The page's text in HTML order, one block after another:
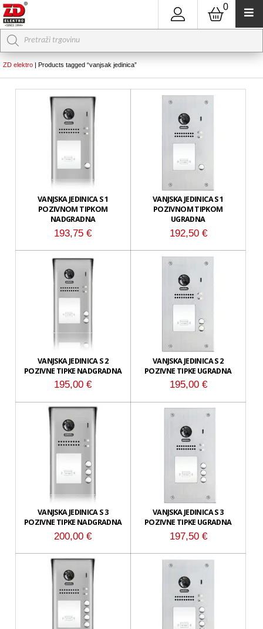
0
Products
search
ZD elektro | Products tagged “vanjsak jedinica”
VANJSKA JEDINICA S 1
POZIVNOM TIPKOM
NADGRADNA
193,75€
VANJSKA JEDINICA S 1
POZIVNOM TIPKOM
UGRADNA
192,50 €
VANJSKA JEDINICA S 2
POZIVNE TIPKE NADGRADNA
195,00€
VANJSKA JEDINICA S 2
POZIVNE TIPKE UGRADNA
195,00 €
VANJSKA JEDINICA S 3
POZIVNE TIPKE NADGRADNA
200,00€
VANJSKA JEDINICA S 3
POZIVNE TIPKE UGRADNA
197,50 €